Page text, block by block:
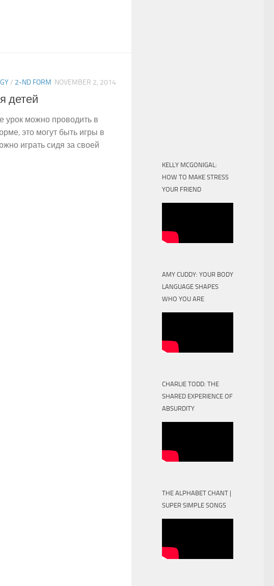
/ 2-ND FORM NOVEMBER 2, 2014
детей
урок можно проводить в
это могут быть игры в
играть сидя за своей
KELLY MCGONIGAL:
HOW TO MAKE STRESS
YOUR FRIEND
AMY CUDDY: YOUR BODY
LANGUAGE SHAPES
WHO YOU ARE
CHARLIE TODD: THE
SHARED EXPERIENCE OF
ABSURDITY
THE ALPHABET CHANT |
SUPER SIMPLE SONGS